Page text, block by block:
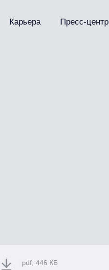
Карьера Пресс-центр
pdf, 446 КБ